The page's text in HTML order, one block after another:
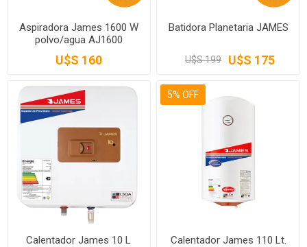
Aspiradora James 1600 W
polvo/agua AJ1600
U$S 160
Batidora Planetaria JAMES
U$S 199 U$S 175
Calentador James 10 L
5% OFF
Calentador James 110 Lt.